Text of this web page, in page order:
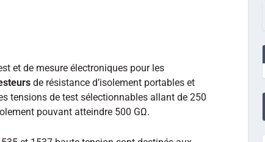
et de mesure électroniques pour les
de résistance d’isolement portables et
tensions de test sélectionnables allant de 250
pouvant atteindre 500 GΩ.